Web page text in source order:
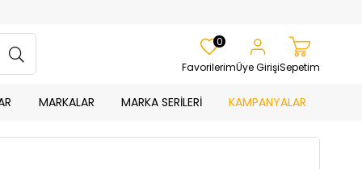
Favorilerim
0
Üye GirişiSepetim
MARKALAR MARKA SERİLERİ KAMPANYALAR